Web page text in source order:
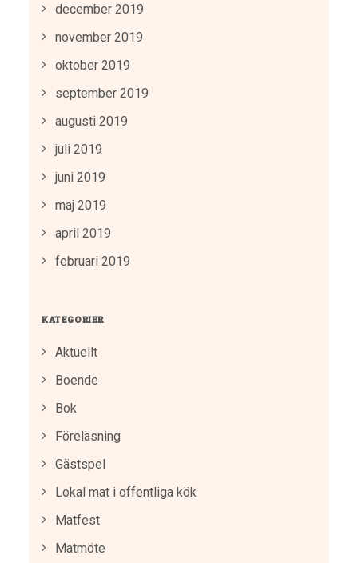
december 2019
november 2019
oktober 2019
september 2019
augusti 2019
juli 2019
juni 2019
maj 2019
april 2019
februari 2019
KATEGORIER
Aktuellt
Boende
Bok
Föreläsning
Gästspel
Lokal mat i offentliga kök
Matfest
Matmöte